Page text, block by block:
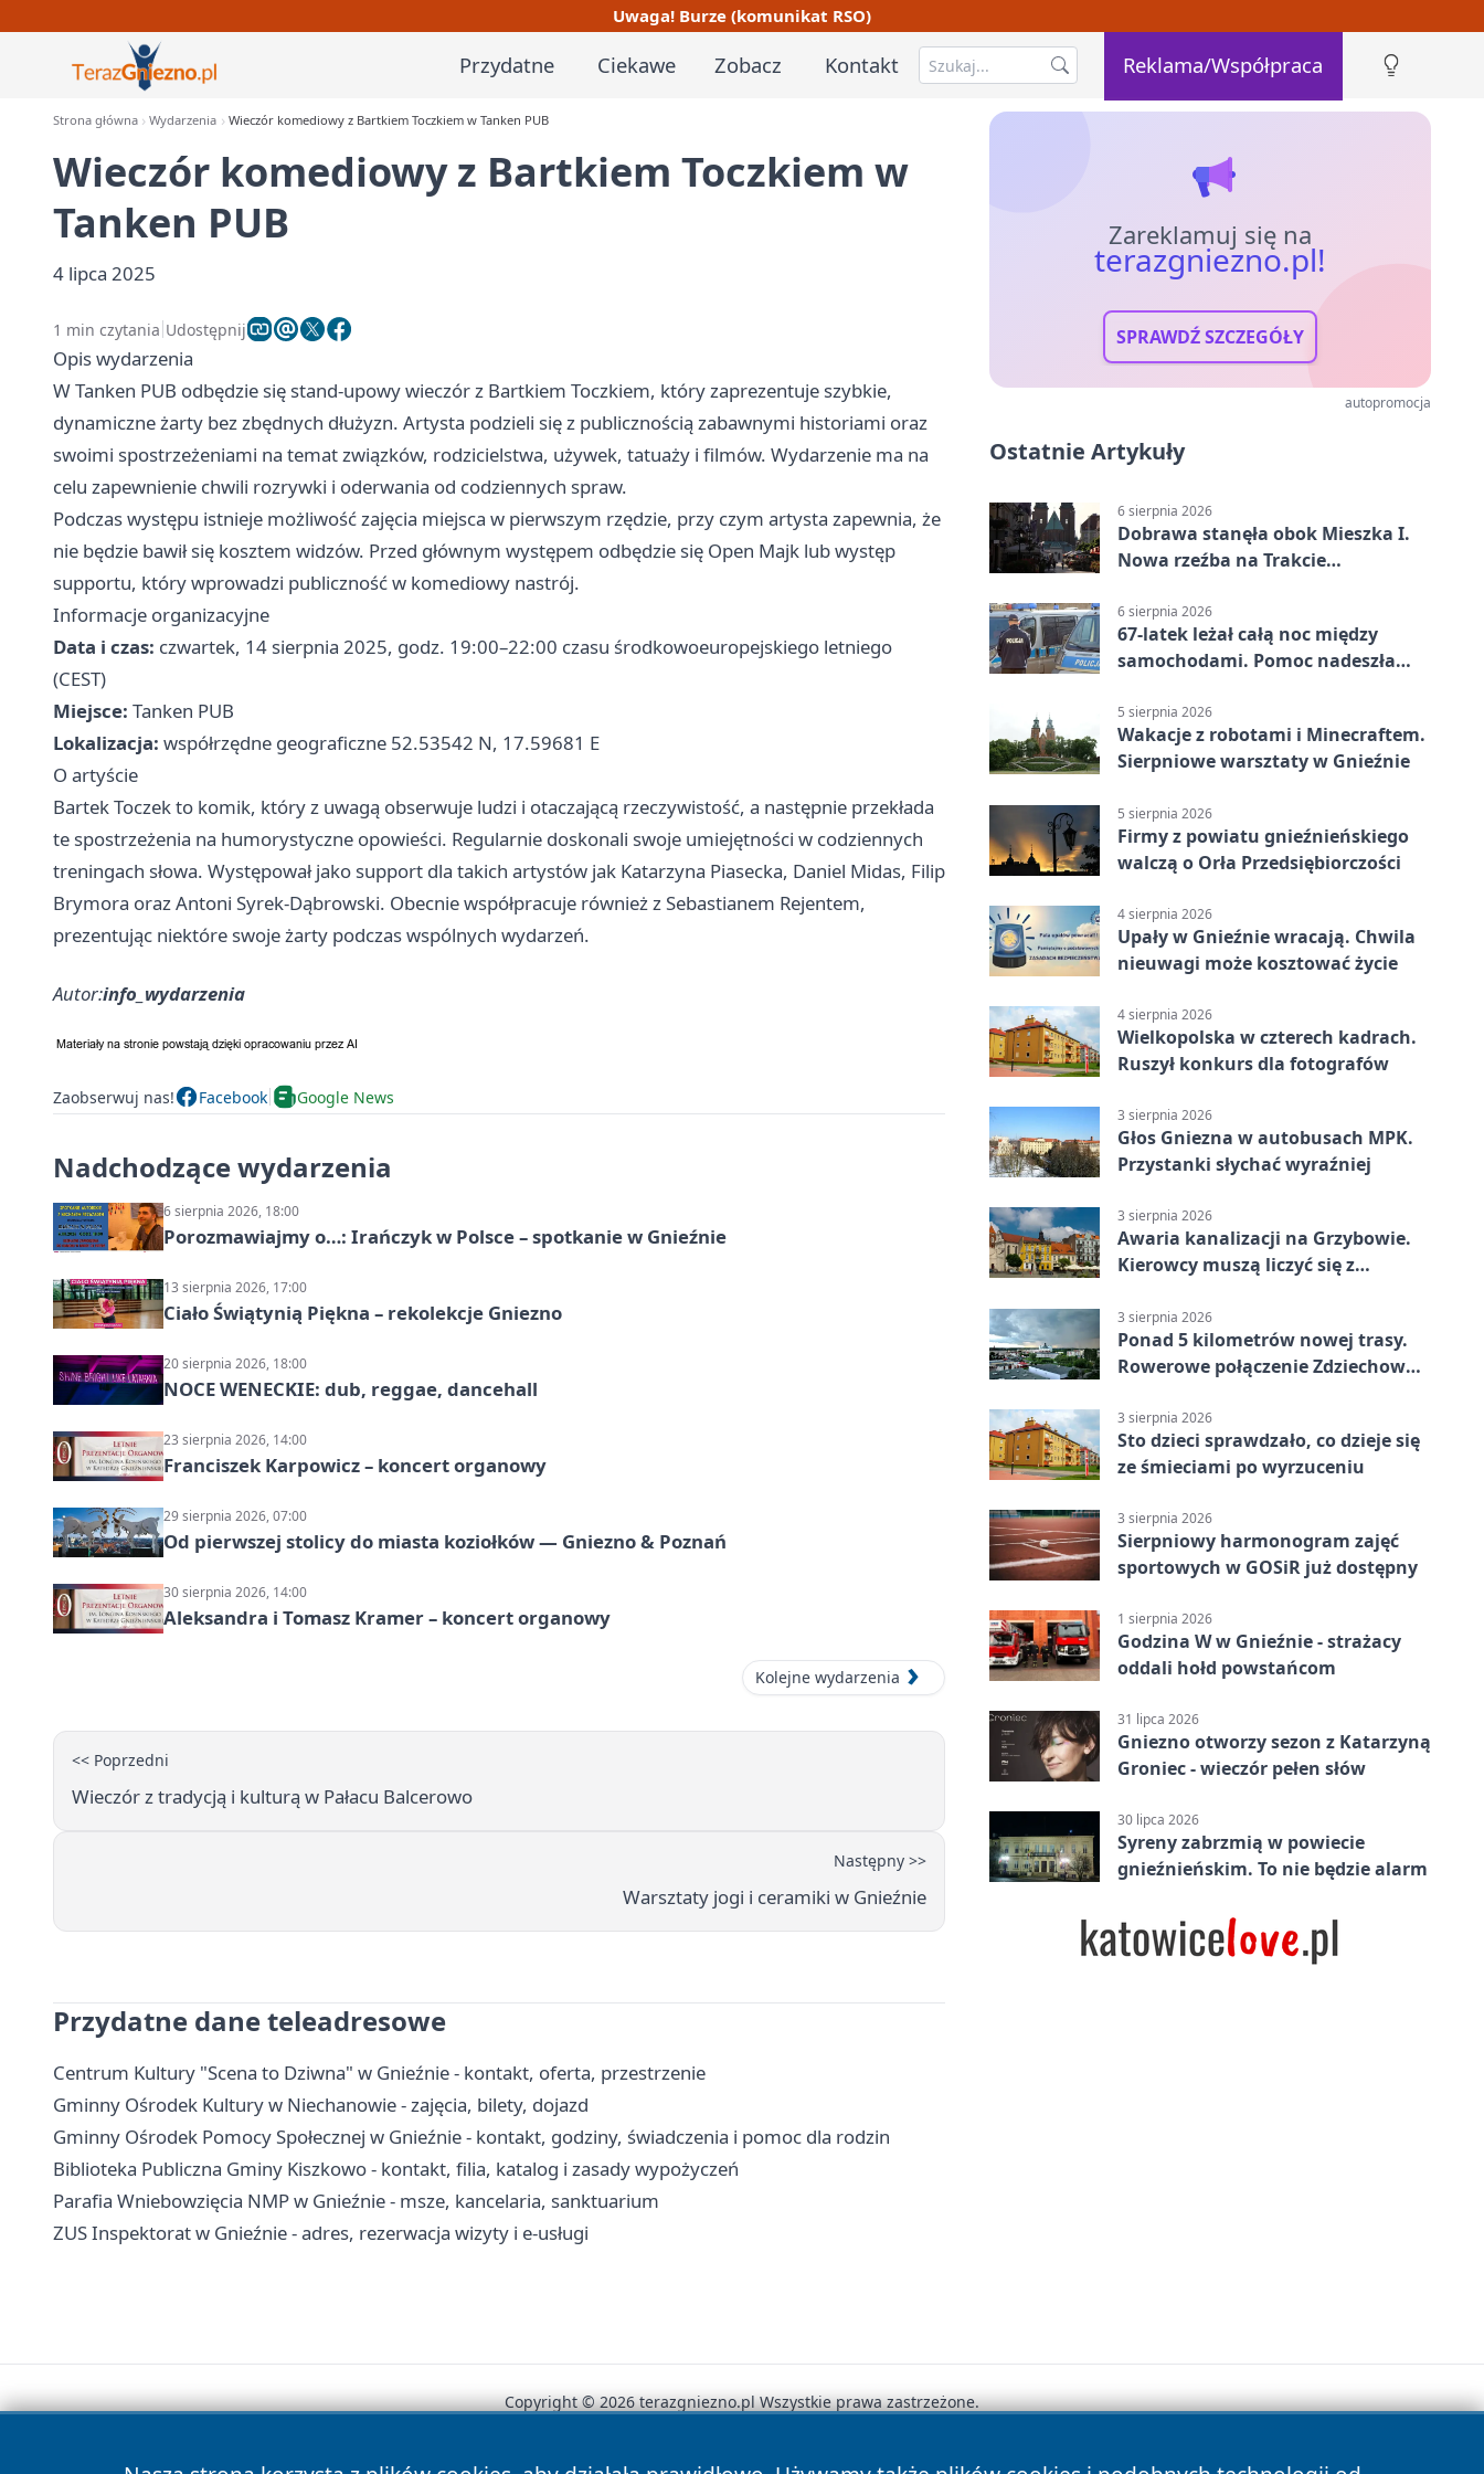
Uwaga! Burze (komunikat RSO)
Przydatne Ciekawe Zobacz Kontakt Reklama/Współpraca
Strona główna Wydarzenia Wieczór komediowy z Bartkiem Toczkiem w Tanken PUB
Wieczór komediowy z Bartkiem Toczkiem w
Tanken PUB
4 lipca 2025
1 min czytania Udostępnij
Opis wydarzenia
W Tanken PUB odbędzie się stand-upowy wieczór z Bartkiem Toczkiem, który zaprezentuje szybkie,
dynamiczne żarty bez zbędnych dłużyzn. Artysta podzieli się z publicznością zabawnymi historiami oraz
swoimi spostrzeżeniami na temat związków, rodzicielstwa, używek, tatuaży i filmów. Wydarzenie ma na
celu zapewnienie chwili rozrywki i oderwania od codziennych spraw.
Podczas występu istnieje możliwość zajęcia miejsca w pierwszym rzędzie, przy czym artysta zapewnia, że
nie będzie bawił się kosztem widzów. Przed głównym występem odbędzie się Open Majk lub występ
supportu, który wprowadzi publiczność w komediowy nastrój.
Informacje organizacyjne
Data i czas: czwartek, 14 sierpnia 2025, godz. 19:00–22:00 czasu środkowoeuropejskiego letniego
(CEST)
Miejsce: Tanken PUB
Lokalizacja: współrzędne geograficzne 52.53542 N, 17.59681 E
O artyście
Bartek Toczek to komik, który z uwagą obserwuje ludzi i otaczającą rzeczywistość, a następnie przekłada
te spostrzeżenia na humorystyczne opowieści. Regularnie doskonali swoje umiejętności w codziennych
treningach słowa. Występował jako support dla takich artystów jak Katarzyna Piasecka, Daniel Midas, Filip
Brymora oraz Antoni Syrek-Dąbrowski. Obecnie współpracuje również z Sebastianem Rejentem,
prezentując niektóre swoje żarty podczas wspólnych wydarzeń.
Autor:info_wydarzenia
Zaobserwuj nas! Facebook Google News
Nadchodzące wydarzenia
6 sierpnia 2026, 18:00
Porozmawiajmy o…: Irańczyk w Polsce – spotkanie w Gnieźnie
13 sierpnia 2026, 17:00
Ciało Świątynią Piękna – rekolekcje Gniezno
20 sierpnia 2026, 18:00
NOCE WENECKIE: dub, reggae, dancehall
23 sierpnia 2026, 14:00
Franciszek Karpowicz – koncert organowy
29 sierpnia 2026, 07:00
Od pierwszej stolicy do miasta koziołków — Gniezno & Poznań
30 sierpnia 2026, 14:00
Aleksandra i Tomasz Kramer – koncert organowy
Kolejne wydarzenia
<< Poprzedni
Wieczór z tradycją i kulturą w Pałacu Balcerowo
Następny >>
Warsztaty jogi i ceramiki w Gnieźnie
Przydatne dane teleadresowe
Centrum Kultury "Scena to Dziwna" w Gnieźnie - kontakt, oferta, przestrzenie
Gminny Ośrodek Kultury w Niechanowie - zajęcia, bilety, dojazd
Gminny Ośrodek Pomocy Społecznej w Gnieźnie - kontakt, godziny, świadczenia i pomoc dla rodzin
Biblioteka Publiczna Gminy Kiszkowo - kontakt, filia, katalog i zasady wypożyczeń
Parafia Wniebowzięcia NMP w Gnieźnie - msze, kancelaria, sanktuarium
ZUS Inspektorat w Gnieźnie - adres, rezerwacja wizyty i e-usługi
Zareklamuj się na
terazgniezno.pl!
SPRAWDŹ SZCZEGÓŁY
autopromocja
Ostatnie Artykuły
6 sierpnia 2026
Dobrawa stanęła obok Mieszka I.
Nowa rzeźba na Trakcie
6 sierpnia 2026
67-latek leżał całą noc między
samochodami. Pomoc nadeszła
5 sierpnia 2026
Wakacje z robotami i Minecraftem.
Sierpniowe warsztaty w Gnieźnie
5 sierpnia 2026
Firmy z powiatu gnieźnieńskiego
walczą o Orła Przedsiębiorczości
4 sierpnia 2026
Upały w Gnieźnie wracają. Chwila
nieuwagi może kosztować życie
4 sierpnia 2026
Wielkopolska w czterech kadrach.
Ruszył konkurs dla fotografów
3 sierpnia 2026
Głos Gniezna w autobusach MPK.
Przystanki słychać wyraźniej
3 sierpnia 2026
Awaria kanalizacji na Grzybowie.
Kierowcy muszą liczyć się z
3 sierpnia 2026
Ponad 5 kilometrów nowej trasy.
Rowerowe połączenie Zdziechowa z
3 sierpnia 2026
Sto dzieci sprawdzało, co dzieje się
ze śmieciami po wyrzuceniu
3 sierpnia 2026
Sierpniowy harmonogram zajęć
sportowych w GOSiR już dostępny
1 sierpnia 2026
Godzina W w Gnieźnie - strażacy
oddali hołd powstańcom
31 lipca 2026
Gniezno otworzy sezon z Katarzyną
Groniec - wieczór pełen słów
30 lipca 2026
Syreny zabrzmią w powiecie
gnieźnieńskim. To nie będzie alarm
Copyright © 2026 terazgniezno.pl Wszystkie prawa zastrzeżone.